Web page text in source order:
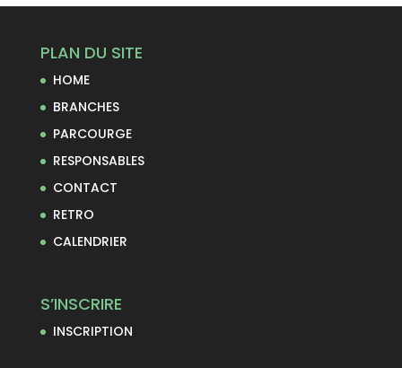
PLAN DU SITE
HOME
BRANCHES
PARCOURGE
RESPONSABLES
CONTACT
RETRO
CALENDRIER
S’INSCRIRE
INSCRIPTION